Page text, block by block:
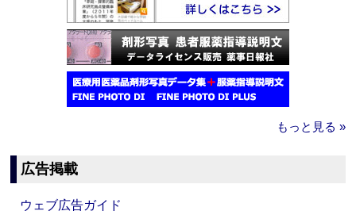
もっと見る »
広告掲載
ウェブ広告ガイド